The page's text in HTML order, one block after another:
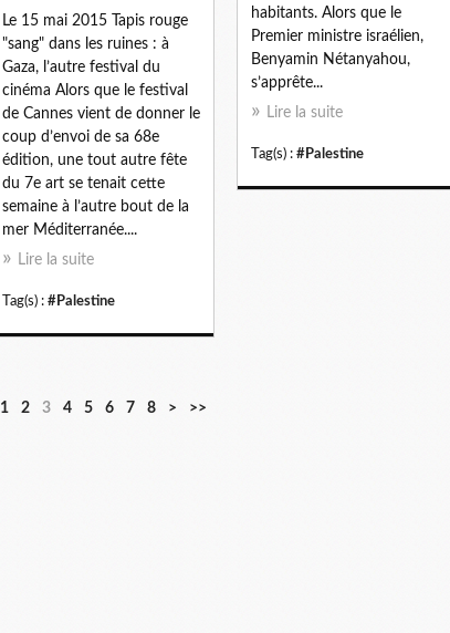
habitants. Alors que le
Premier ministre israélien,
Benyamin Nétanyahou,
s’apprête...
Lire la suite
Tag(s) : #Palestine
Le 15 mai 2015 Tapis rouge
"sang" dans les ruines : à
Gaza, l’autre festival du
cinéma Alors que le festival
de Cannes vient de donner le
coup d’envoi de sa 68e
édition, une tout autre fête
du 7e art se tenait cette
semaine à l’autre bout de la
mer Méditerranée....
Lire la suite
Tag(s) : #Palestine
1 2 3 4 5 6 7 8 > >>